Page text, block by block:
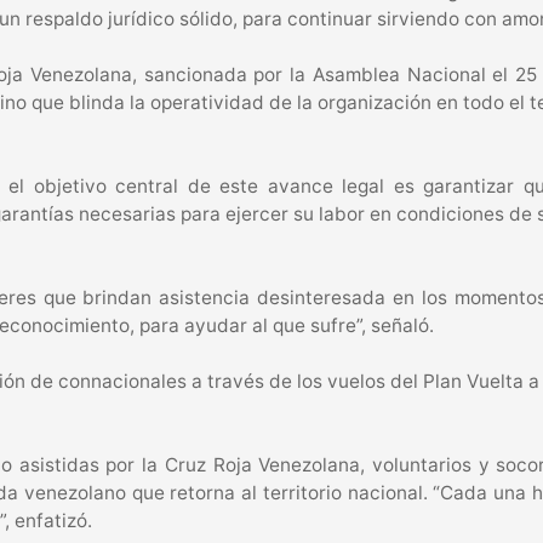
respaldo jurídico sólido, para continuar sirviendo con
Venezolana, sancionada por la Asamblea Nacional el
que blinda la operatividad de la organización en todo el
objetivo central de este avance legal es garantizar
necesarias para ejercer su labor en condiciones de
que brindan asistencia desinteresada en los
para ayudar al que sufre”, señaló.
de connacionales a través de los vuelos del Plan Vuelta
asistidas por la Cruz Roja Venezolana, voluntarios y
venezolano que retorna al territorio nacional. “Cada
enfatizó.